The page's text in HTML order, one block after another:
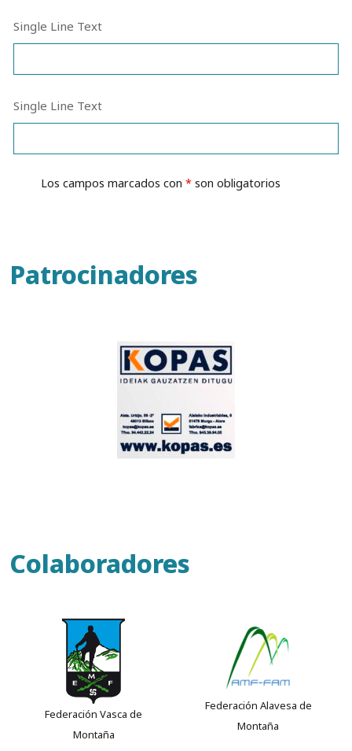
Los campos marcados con * son obligatorios
Single Line Text
Single Line Text
Patrocinadores
Colaboradores
Federación Vasca de
Montaña
Federación Alavesa de
Montaña